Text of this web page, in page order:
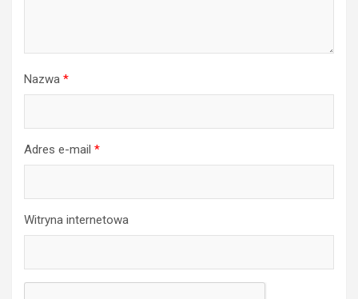
Nazwa *
Adres e-mail *
Witryna internetowa